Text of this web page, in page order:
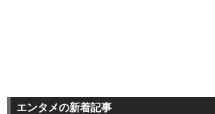
エンタメの新着記事